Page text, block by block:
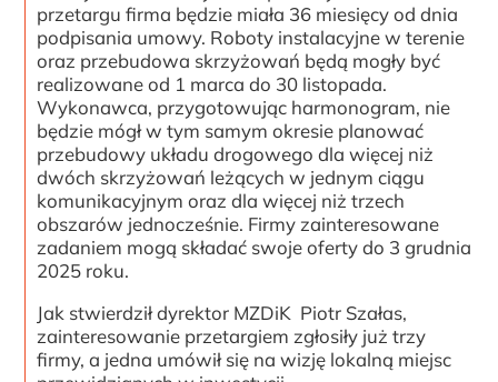
przetargu firma będzie miała 36 miesięcy od dnia
podpisania umowy. Roboty instalacyjne w terenie
oraz przebudowa skrzyżowań będą mogły być
realizowane od 1 marca do 30 listopada.
Wykonawca, przygotowując harmonogram, nie
będzie mógł w tym samym okresie planować
przebudowy układu drogowego dla więcej niż
dwóch skrzyżowań leżących w jednym ciągu
komunikacyjnym oraz dla więcej niż trzech
obszarów jednocześnie. Firmy zainteresowane
zadaniem mogą składać swoje oferty do 3 grudnia
2025 roku.
Jak stwierdził dyrektor MZDiK Piotr Szałas,
zainteresowanie przetargiem zgłosiły już trzy
firmy, a jedna umówił się na wizję lokalną miejsc